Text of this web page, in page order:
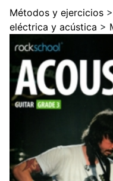
Métodos y ejercicios >
eléctrica y acústica >